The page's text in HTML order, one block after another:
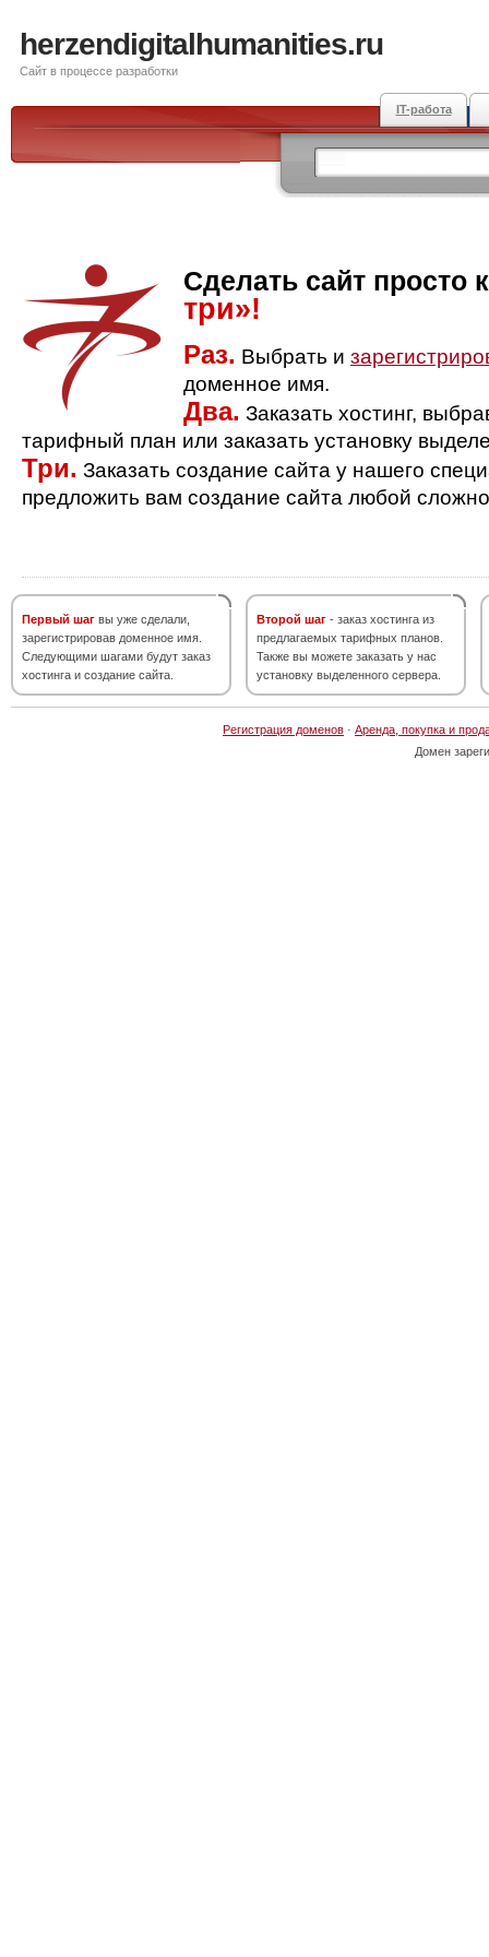
herzendigitalhumanities.ru
Сайт в процессе разработки
IT-работа
Сделать сайт просто
три»!
Раз. Выбрать и
доменное имя.
Два. Заказать хостинг,
тарифный план или заказать установку
Три. Заказать создание сайта у нашего
предложить вам создание сайта любой
Первый шаг вы уже сделали,
зарегистрировав доменное имя.
Следующими шагами будут заказ
хостинга и создание сайта.
Второй шаг - заказ хостинга из
предлагаемых тарифных планов.
Также вы можете заказать у нас
установку выделенного сервера.
Регистрация доменов · Аренда, покупка и
Домен